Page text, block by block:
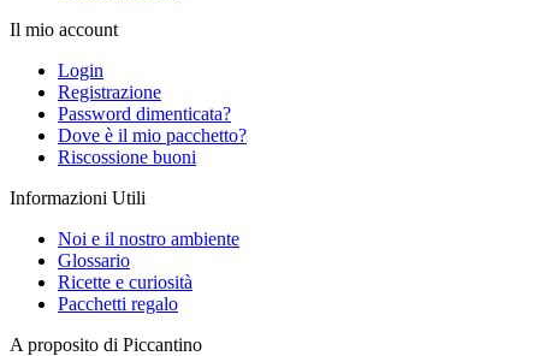
Il mio account
Login
Registrazione
Password dimenticata?
Dove è il mio pacchetto?
Riscossione buoni
Informazioni Utili
Noi e il nostro ambiente
Glossario
Ricette e curiosità
Pacchetti regalo
A proposito di Piccantino